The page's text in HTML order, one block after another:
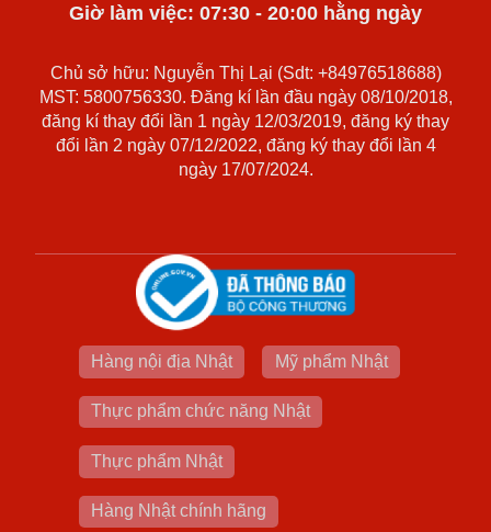
Giờ làm việc: 07:30 - 20:00 hằng ngày
Chủ sở hữu: Nguyễn Thị Lại (Sdt: +84976518688)
MST: 5800756330. Đăng kí lần đầu ngày 08/10/2018,
đăng kí thay đổi lần 1 ngày 12/03/2019, đăng ký thay
đổi lần 2 ngày 07/12/2022, đăng ký thay đổi lần 4
ngày 17/07/2024.
Hàng nội địa Nhật Mỹ phẩm Nhật
Thực phẩm chức năng Nhật
Thực phẩm Nhật
Hàng Nhật chính hãng